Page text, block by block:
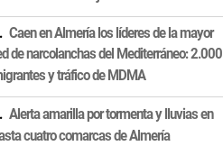
Caen en Almería los líderes de la mayor
de narcolanchas del Mediterráneo: 2.000
y tráfico de MDMA
Alerta amarilla por tormenta y lluvias en
cuatro comarcas de Almería